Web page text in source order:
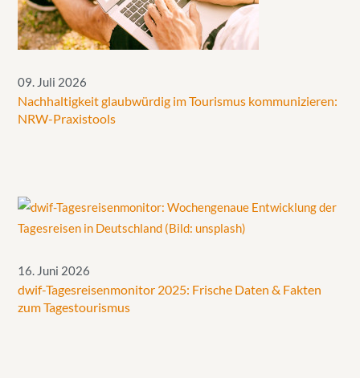
09. Juli 2026
Nachhaltigkeit glaubwürdig im Tourismus kommunizieren:
NRW-Praxistools
16. Juni 2026
dwif-Tagesreisenmonitor 2025: Frische Daten & Fakten
zum Tagestourismus